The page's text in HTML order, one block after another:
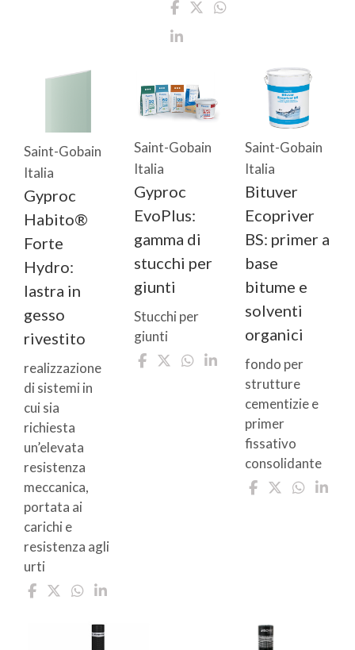
Saint-Gobain
Italia
Gyproc
Habito®
Forte
Hydro:
lastra in
gesso
rivestito
realizzazione
di sistemi in
cui sia
richiesta
un’elevata
resistenza
meccanica,
portata ai
carichi e
resistenza agli
urti
Saint-Gobain
Italia
Gyproc
EvoPlus:
gamma di
stucchi per
giunti
Stucchi per
giunti
Saint-Gobain
Italia
Bituver
Ecopriver
BS: primer a
base
bitume e
solventi
organici
fondo per
strutture
cementizie e
primer
fissativo
consolidante